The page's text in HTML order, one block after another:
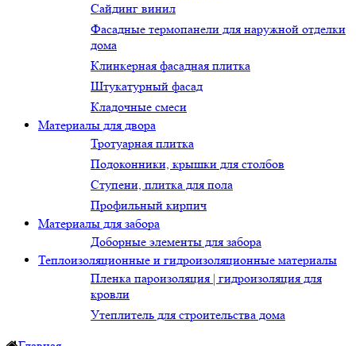
Сайдинг винил
Фасадные термопанели для наружной отделки
дома
Клинкерная фасадная плитка
Штукатурный фасад
Кладочные смеси
Материалы для двора
Тротуарная плитка
Подоконники, крышки для столбов
Ступени, плитка для пола
Профильный кирпич
Материалы для забора
Доборные элементы для забора
Теплоизоляционные и гидроизоляционные материалы
Пленка пароизоляция | гидроизоляция для
кровли
Утеплитель для строительства дома